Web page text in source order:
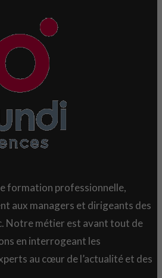
formation professionnelle,
aux managers et dirigeants des
Notre métier est avant tout de
en interrogeant les
au cœur de l’actualité et des